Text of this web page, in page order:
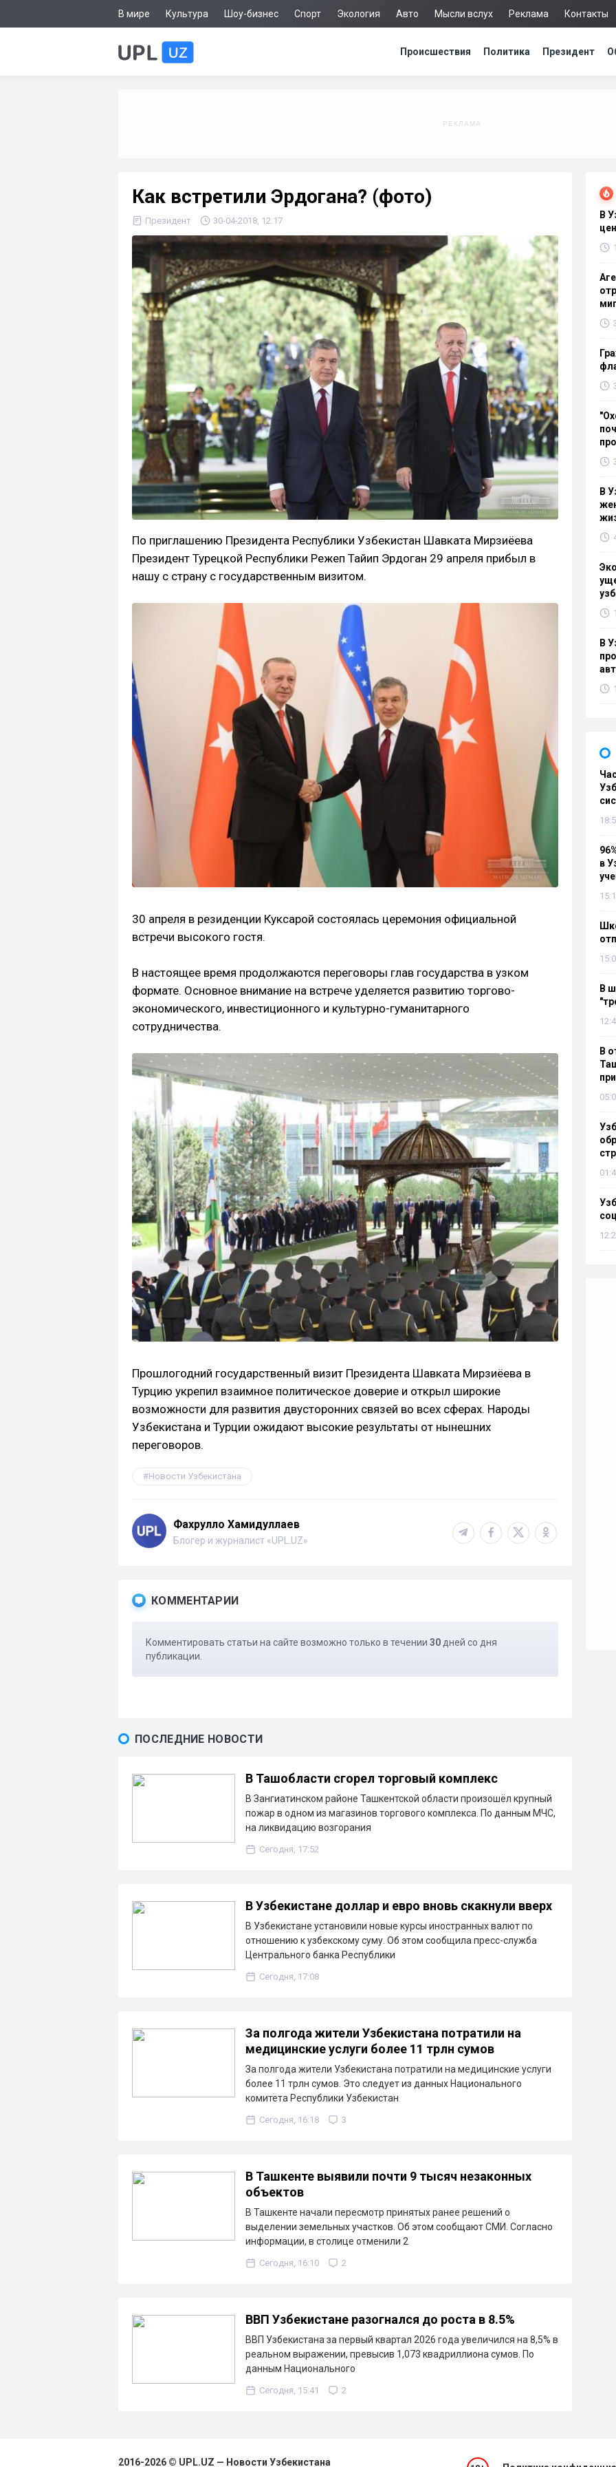
В мире Культура Шоу-бизнес Спорт Экология Авто Мысли вслух Реклама Контакты
Происшествия Политика Президент
Как встретили Эрдогана? (фото)
Президент 30-04-2018, 12:17
По приглашению Президента Республики Узбекистан Шавката Мирзиёева
Президент Турецкой Республики Режеп Тайип Эрдоган 29 апреля прибыл в
нашу с страну с государственным визитом.
30 апреля в резиденции Куксарой состоялась церемония официальной
встречи высокого гостя.
В настоящее время продолжаются переговоры глав государства в узком
формате. Основное внимание на встрече уделяется развитию торгово-
экономического, инвестиционного и культурно-гуманитарного
сотрудничества.
Прошлогодний государственный визит Президента Шавката Мирзиёева в
Турцию укрепил взаимное политическое доверие и открыл широкие
возможности для развития двусторонних связей во всех сферах. Народы
Узбекистана и Турции ожидают высокие результаты от нынешних
переговоров.
Новости Узбекистана
Фахрулло Хамидуллаев
Блогер и журналист «UPL.UZ»
КОММЕНТАРИИ
Комментировать статьи на сайте возможно только в течении 30 дней со дня
публикации.
ПОСЛЕДНИЕ НОВОСТИ
В Ташобласти сгорел торговый комплекс
В Зангиатинском районе Ташкентской области произошёл крупный
пожар в одном из магазинов торгового комплекса. По данным МЧС,
на ликвидацию возгорания
Сегодня, 17:52
В Узбекистане доллар и евро вновь скакнули вверх
В Узбекистане установили новые курсы иностранных валют по
отношению к узбекскому суму. Об этом сообщила пресс-служба
Центрального банка Республики
Сегодня, 17:08
За полгода жители Узбекистана потратили на
медицинские услуги более 11 трлн сумов
За полгода жители Узбекистана потратили на медицинские услуги
более 11 трлн сумов. Это следует из данных Национального
комитета Республики Узбекистан
Сегодня, 16:18 3
В Ташкенте выявили почти 9 тысяч незаконных
объектов
В Ташкенте начали пересмотр принятых ранее решений о
выделении земельных участков. Об этом сообщают СМИ. Согласно
информации, в столице отменили 2
Сегодня, 16:10 2
ВВП Узбекистане разогнался до роста в 8.5%
ВВП Узбекистана за первый квартал 2026 года увеличился на 8,5% в
реальном выражении, превысив 1,073 квадриллиона сумов. По
данным Национального
Сегодня, 15:41 2
В
В
В
в
В
В
2016-2026 © UPL.UZ — Новости Узбекистана